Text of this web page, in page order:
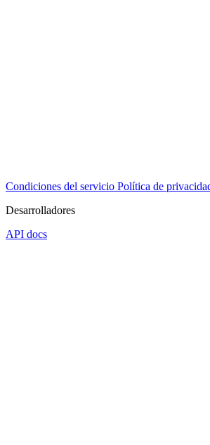
Condiciones del servicio Política de
Desarrolladores
API docs